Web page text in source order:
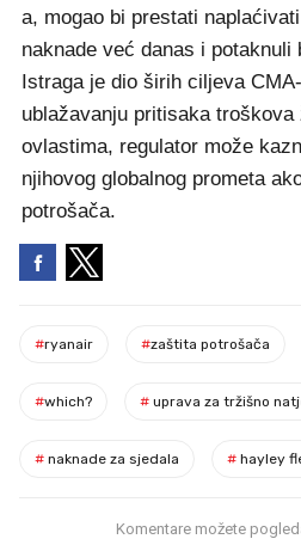
a, mogao bi prestati
naknade već danas i
Istraga je dio širih ciljeva
ublažavanju pritisaka
ovlastima, regulator može
njihovog globalnog prometa
potrošača.
#ryanair #zaštita potrošača
#which? # uprava za tržišno
# naknade za sjedala # hayley
Komentare možete